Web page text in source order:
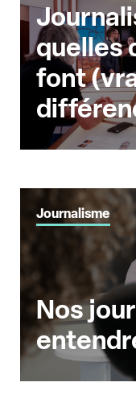
quelles
font
Journalisme
Nos